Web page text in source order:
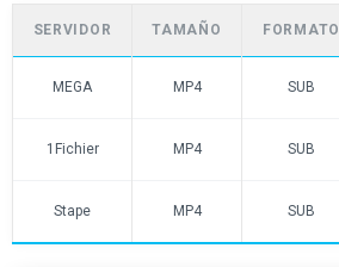
SERVIDOR TAMAÑO FORMATO
MEGA MP4 SUB
1Fichier MP4 SUB
Stape MP4 SUB